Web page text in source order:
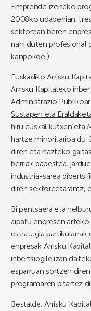
Emprende izeneko
2008ko udaberrian,
sektorean beren
nahi duten profesional
kanpokoei).
Euskadiko Arrisku
Arrisku Kapitaleko
Administrazio
Sustapen eta
hiru euskal kutxen eta
hartze minoritarioa du.
diren eta hazteko
berriak babestea,
industria-sarea
diren sektoreetarantz,
Bi pentsaera eta
aipatu enpresen
estrategia partikularrak
enpresak Arrisku
inbertsiogile izan
esparruan sortzen
programaren bitartez
Bestalde, Arrisku